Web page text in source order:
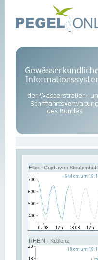
Elbe - Cuxhaven Steubenhöft
RHEIN - Koblenz